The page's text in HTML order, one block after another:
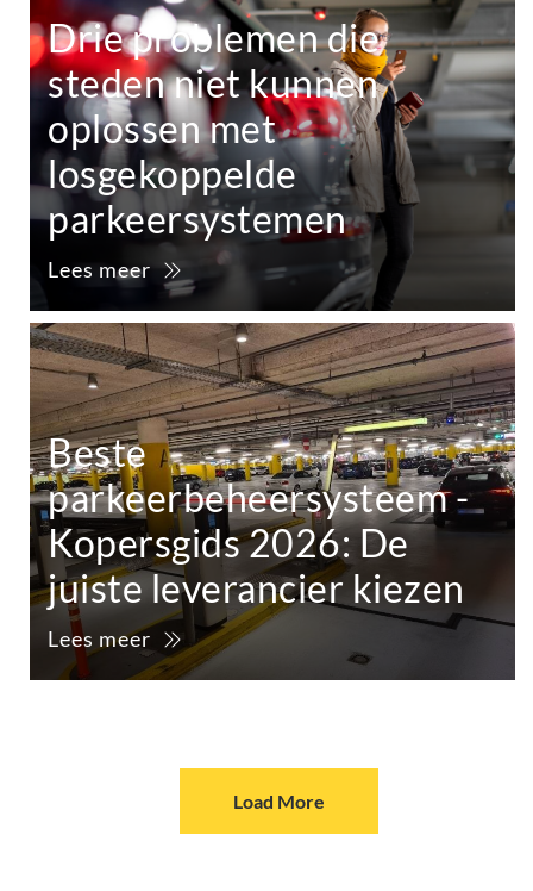
Drie problemen die
steden niet kunnen
oplossen met
losgekoppelde
parkeersystemen
Lees meer
Beste
parkeerbeheersysteem -
Kopersgids 2026: De
juiste leverancier kiezen
Lees meer
Load More